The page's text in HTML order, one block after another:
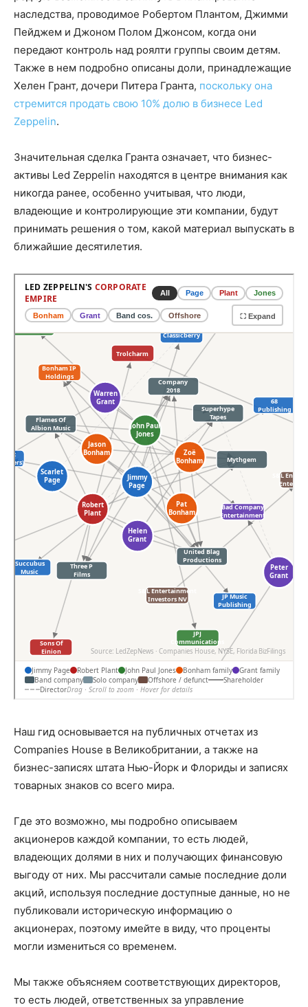
наследства, проводимое Робертом Плантом, Джимми
Пейджем и Джоном Полом Джонсом, когда они
передают контроль над роялти группы своим детям.
Также в нем подробно описаны доли, принадлежащие
Хелен Грант, дочери Питера Гранта, поскольку она
стремится продать свою 10% долю в бизнесе Led
Zeppelin.
Значительная сделка Гранта означает, что бизнес-
активы Led Zeppelin находятся в центре внимания как
никогда ранее, особенно учитывая, что люди,
владеющие и контролирующие эти компании, будут
принимать решения о том, какой материал выпускать в
ближайшие десятилетия.
Наш гид основывается на публичных отчетах из
Companies House в Великобритании, а также на
бизнес-записях штата Нью-Йорк и Флориды и записях
товарных знаков со всего мира.
Где это возможно, мы подробно описываем
акционеров каждой компании, то есть людей,
владеющих долями в них и получающих финансовую
выгоду от них. Мы рассчитали самые последние доли
акций, используя последние доступные данные, но не
публиковали историческую информацию о
акционерах, поэтому имейте в виду, что проценты
могли измениться со временем.
Мы также объясняем соответствующих директоров,
то есть людей, ответственных за управление